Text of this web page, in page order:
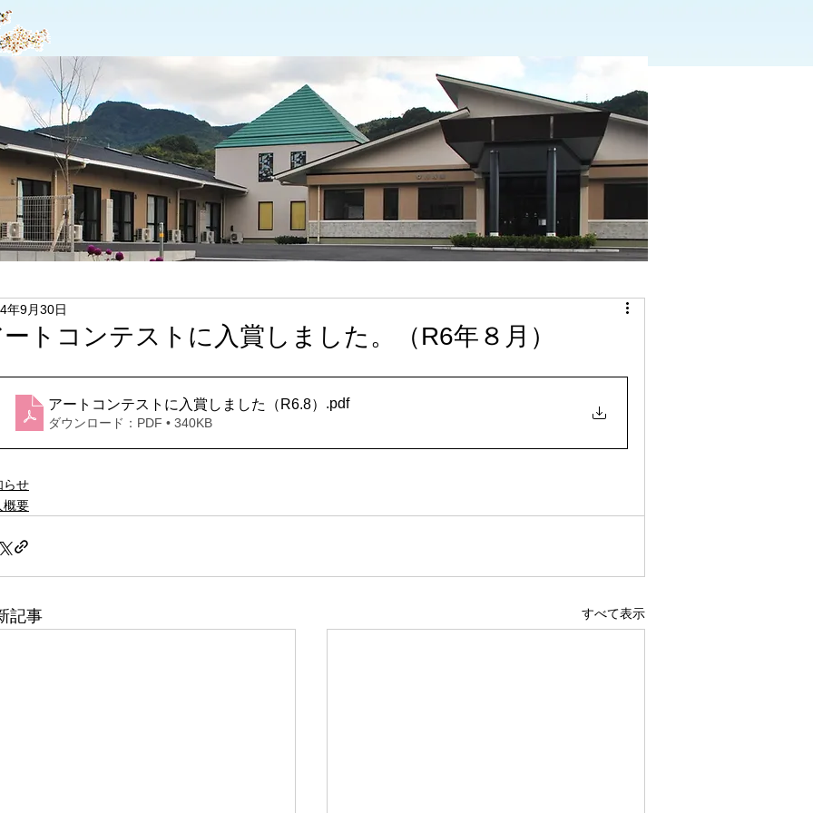
トコンテストに入賞しました。（R6年８月）
年9月30日
アートコンテストに入賞しました（R6.8） .pdf
ダウンロード：PDF • 340KB
らせ
概要
記事 すべて表示